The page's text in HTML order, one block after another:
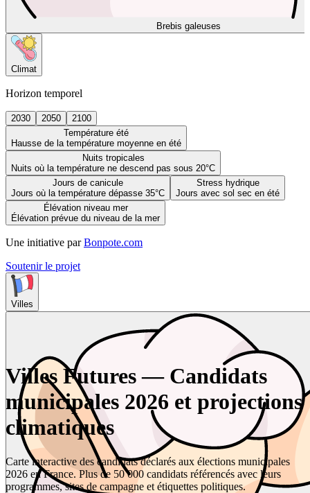
Brebis galeuses
Climat
Horizon temporel
2030 2050
2100
Température été
Hausse de la température moyenne en été
Nuits tropicales
Nuits où la température ne descend pas sous 20°C
Jours de canicule
Jours où la température dépasse 35°C
Stress hydrique
Jours avec sol sec en été
Élévation niveau mer
Élévation prévue du niveau de la mer
Une initiative par Bonpote.com
Soutenir le projet
Villes
Villes Futures — Candidats
municipales 2026 et projections
climatiques
Carte interactive des candidats déclarés aux élections municipales
2026 en France. Plus de 50 000 candidats référencés avec leurs
programmes, sites de campagne et étiquettes politiques.